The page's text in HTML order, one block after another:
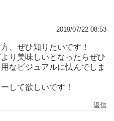
2019/07/22 08:53
、ぜひ知りたいです！
り美味しいとなったらぜひ
なビジュアルに怯んでしま
して欲しいです！
返信